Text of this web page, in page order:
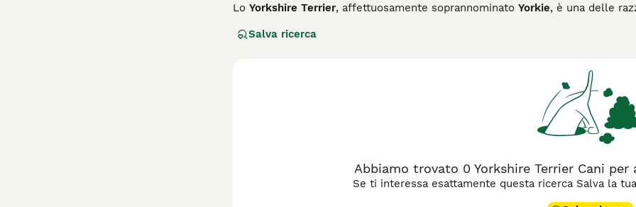
Lo Yorkshire Terrier, affettuosamente soprannominato Yorkie, è una delle
scozzesi immigrati nel distretto tessile dello Yorkshire, che incrociarono
Lo Yorkshire Terrier è un cane Toy di costituzione robusta per la sua taglia,
texture al capello umano — di colore blu acciaio e oro nelle parti indicate
curioso, con una personalità ben più grande del suo fisico. È un cane
abbaiatore se non adeguatamente socializzato. Richiede toelettatura
Salva ricerca
Abbiamo trovato 0 Yorkshire Terrier Cani
Se ti interessa esattamente questa ricerca Salva la